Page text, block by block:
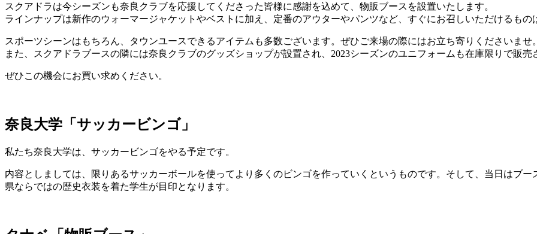
スクアドラは今シーズンも奈良クラブを応援してくださった皆様に感謝を込めて、物販ブースを設置いたします。
ラインナップは新作のウォーマージャケットやベストに加え、定番のアウターやパンツなど、すぐにお召しいただけるもの
スポーツシーンはもちろん、タウンユースできるアイテムも多数ございます。ぜひご来場の際にはお立ち寄りくださいませ
また、スクアドラブースの隣には奈良クラブのグッズショップが設置され、2023シーズンのユニフォームも在庫限りで販売
ぜひこの機会にお買い求めください。
奈良大学「サッカービンゴ」
私たち奈良大学は、サッカービンゴをやる予定です。
内容としましては、限りあるサッカーボールを使ってより多くのビンゴを作っていくというものです。そして、当日はブー
県ならではの歴史衣装を着た学生が目印となります。